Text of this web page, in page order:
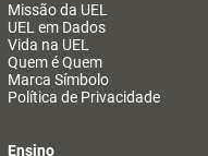
Missão da UEL
UEL em Dados
Vida na UEL
Quem é Quem
Marca Símbolo
Política de Privacidade
Ensino